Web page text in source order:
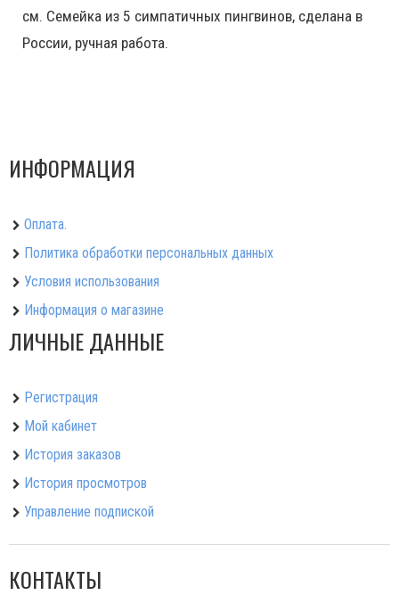
см. Семейка из 5 симпатичных пингвинов, сделана в
России, ручная работа.
ИНФОРМАЦИЯ
Оплата.
Политика обработки персональных данных
Условия использования
Информация о магазине
ЛИЧНЫЕ ДАННЫЕ
Регистрация
Мой кабинет
История заказов
История просмотров
Управление подпиской
КОНТАКТЫ